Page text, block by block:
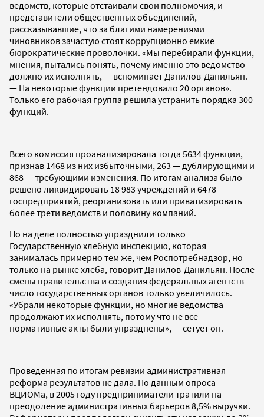
ведомств, которые отстаивали свои полномочия, и
представители общественных объединений,
рассказывавшие, что за благими намерениями
чиновников зачастую стоят коррупционно емкие
бюрократические проволочки. «Мы перебирали функции,
мнения, пытались понять, почему именно это ведомство
должно их исполнять, — вспоминает Данилов-Данильян.
— На некоторые функции претендовало 20 органов».
Только его рабочая группа решила устранить порядка 300
функций.
Всего комиссия проанализировала тогда 5634 функции,
признав 1468 из них избыточными, 263 — дублирующими и
868 — требующими изменения. По итогам анализа было
решено ликвидировать 18 983 учреждений и 6478
госпредприятий, реорганизовать или приватизировать
более трети ведомств и половину компаний.
Но на деле полностью упразднили только
Государственную хлебную инспекцию, которая
занималась примерно тем же, чем Роспотребнадзор, но
только на рынке хлеба, говорит Данилов-Данильян. После
смены правительства и создания федеральных агентств
число государственных органов только увеличилось.
«Убрали некоторые функции, но многие ведомства
продолжают их исполнять, потому что не все
нормативные акты были упразднены», — сетует он.
Проведенная по итогам ревизии административная
реформа результатов не дала. По данным опроса
ВЦИОМа, в 2005 году предприниматели тратили на
преодоление административных барьеров 8,5% выручки.